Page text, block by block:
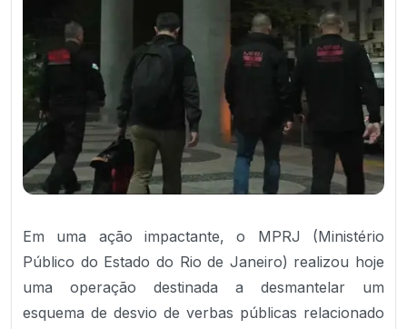
Em uma ação impactante, o MPRJ (Ministério
Público do Estado do Rio de Janeiro) realizou hoje
uma operação destinada a desmantelar um
esquema de desvio de verbas públicas relacionado